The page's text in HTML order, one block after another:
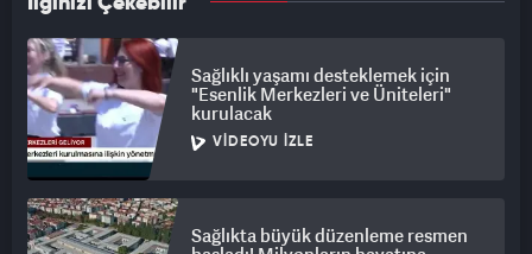
Sağlıklı yaşamı desteklemek için
"Esenlik Merkezleri ve Üniteleri"
kurulacak
VIDEOYU İZLE
Sağlıkta büyük düzenleme resmen